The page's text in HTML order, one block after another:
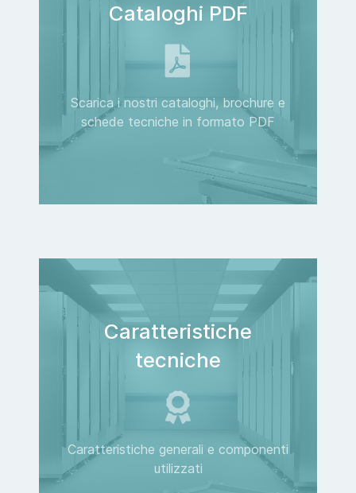
Cataloghi PDF
Scarica i nostri cataloghi, brochure e
schede tecniche in formato PDF
Caratteristiche
tecniche
Caratteristiche generali e componenti
utilizzati